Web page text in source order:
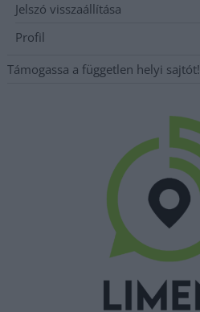
Jelszó visszaállítása
Profil
Támogassa a független helyi sajtót!